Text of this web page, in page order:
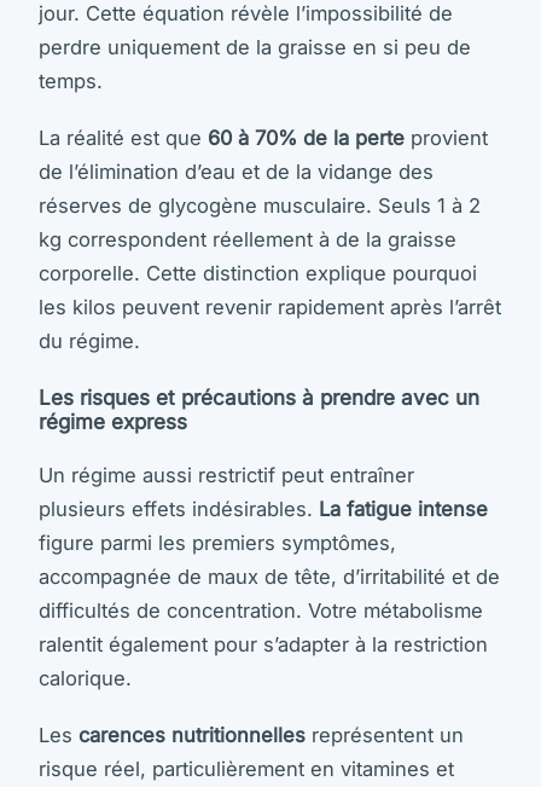
jour. Cette équation révèle l’impossibilité de
perdre uniquement de la graisse en si peu de
temps.
La réalité est que 60 à 70% de la perte provient
de l’élimination d’eau et de la vidange des
réserves de glycogène musculaire. Seuls 1 à 2
kg correspondent réellement à de la graisse
corporelle. Cette distinction explique pourquoi
les kilos peuvent revenir rapidement après l’arrêt
du régime.
Les risques et précautions à prendre avec un
régime express
Un régime aussi restrictif peut entraîner
plusieurs effets indésirables. La fatigue intense
figure parmi les premiers symptômes,
accompagnée de maux de tête, d’irritabilité et de
difficultés de concentration. Votre métabolisme
ralentit également pour s’adapter à la restriction
calorique.
Les carences nutritionnelles représentent un
risque réel, particulièrement en vitamines et